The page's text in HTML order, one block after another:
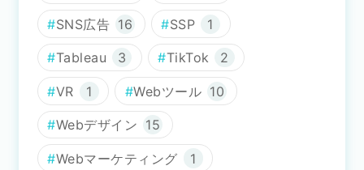
SNS広告 16 SSP 1
Tableau 3 TikTok 2
VR 1 Webツール 10
Webデザイン 15
Webマーケティング 1